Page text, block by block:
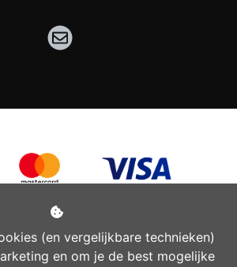
(en vergelijkbare technieken)
en om je de best mogelijke